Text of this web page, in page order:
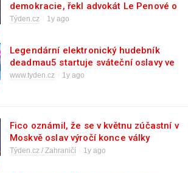
demokracie, řekl advokát Le Penové o
jejím procesu
Týden.cz 1y ago
Legendární elektronický hudebník
deadmau5 startuje sváteční oslavy ve
hře World of Tanks Blitz
www.tyden.cz 1y ago
Fico oznámil, že se v květnu zúčastní v
Moskvě oslav výročí konce války
Týden.cz / Zahraničí 1y ago